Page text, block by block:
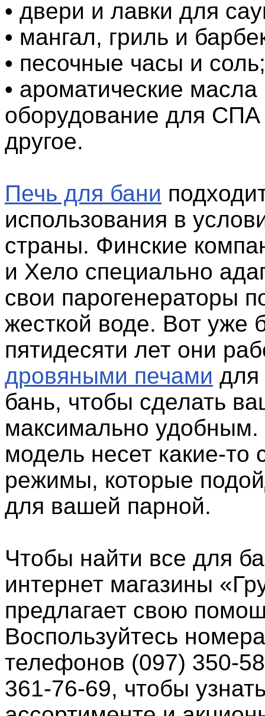
• двери и лавки для
• мангал, гриль и
• песочные часы и соль;
• ароматические масла
оборудование для СПА
другое.
Печь для бани
использования в
страны. Финские
и Хело специально
свои парогенераторы
жесткой воде. Вот уже
пятидесяти лет они
дровяными печами для
бань, чтобы сделать
максимально
модель несет какие-то
режимы, которые
для вашей парной.
Чтобы найти все для
интернет магазины
предлагает свою
Воспользуйтесь
телефонов (097) 350-
361-76-69, чтобы